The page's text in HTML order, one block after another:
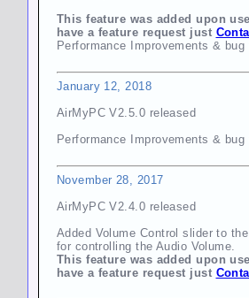
This feature was added upon
have a feature request just
Performance Improvements & bug
January 12, 2018
AirMyPC V2.5.0 released
Performance Improvements & bug
November 28, 2017
AirMyPC V2.4.0 released
Added Volume Control slider to
for controlling the Audio Volume.
This feature was added upon
have a feature request just